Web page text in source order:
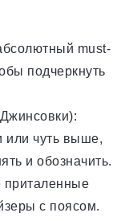
must-
подчеркнуть
или чуть выше,
и обозначить.
с поясом.